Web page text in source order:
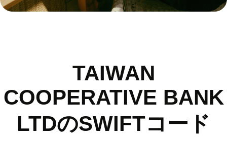
TAIWAN
COOPERATIVE BANK
LTDのSWIFTコード